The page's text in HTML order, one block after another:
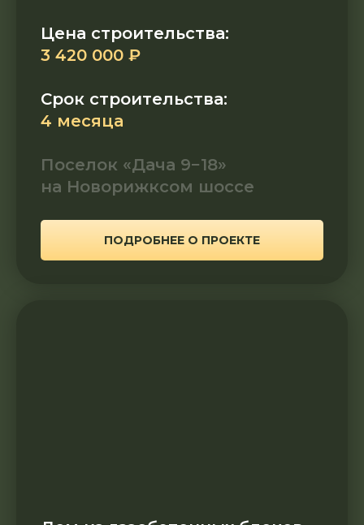
Цена строительства:
3 420 000 ₽
Срок строительства:
4 месяца
Поселок «Дача 9−18»
на Новорижксом шоссе
ПОДРОБНЕЕ О ПРОЕКТЕ